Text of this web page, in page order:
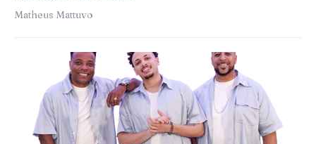
Matheus Mattuvo